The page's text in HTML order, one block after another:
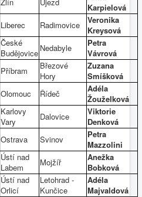
Karpielová
Liberec Radimovice
Veronika
Kreysová
České
Budějovice Nedabyle
Petra
Vávrová
Příbram
Březové
Hory
Zuzana
Smíšková
Olomouc Řídeč
Adéla
Žouželková
Karlovy
Vary
Dalovice
Viktorie
Denková
Ostrava Svinov
Petra
Mazzolini
Ústí nad
Labem
Mojžíř
Anežka
Bobková
Ústí nad
Orlicí
Letohrad -
Kunčice
Adéla
Majvaldová